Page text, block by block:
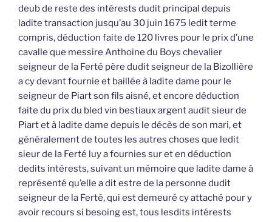
deub de reste des intérests dudit principal depuis
ladite transaction jusqu’au 30 juin 1675 ledit terme
compris, déduction faite de 120 livres pour le prix d’une
cavalle que messire Anthoine du Boys chevalier
seigneur de la Ferté père dudit seigneur de la Bizollière
a cy devant fournie et baillée à ladite dame pour le
seigneur de Piart son fils aisné, et encore déduction
faite du prix du bled vin bestiaux argent audit sieur de
Piart et à ladite dame depuis le décès de son mari, et
généralement de toutes les autres choses que ledit
sieur de la Ferté luy a fournies sur et en déduction
dedits intérests, suivant un mémoire que ladite dame à
représenté qu’elle a dit estre de la personne dudit
seigneur de la Ferté, qui est demeuré cy attaché pour y
avoir recours si besoing est, tous lesdits intérests